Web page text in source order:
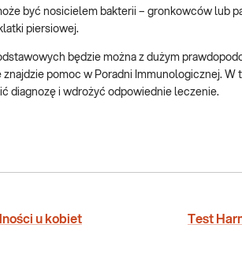
być nosicielem bakterii – gronkowców lub
piersiowej.
będzie można z dużym
pomoc w Poradni Immunologicznej.
diagnozę i wdrożyć odpowiednie leczenie.
u kobiet
Test